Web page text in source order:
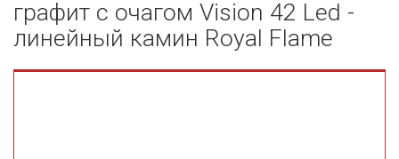
графит с очагом Vision 42 Led -
линейный камин Royal Flame